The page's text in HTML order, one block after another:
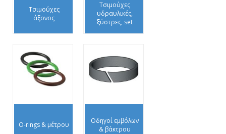
Τσιμούχες
άξονος
Τσιμούχες
υδραυλικές,
ξύστρες, set
O-rings & μέτρου
Οδηγοί εμβόλων
& βάκτρου